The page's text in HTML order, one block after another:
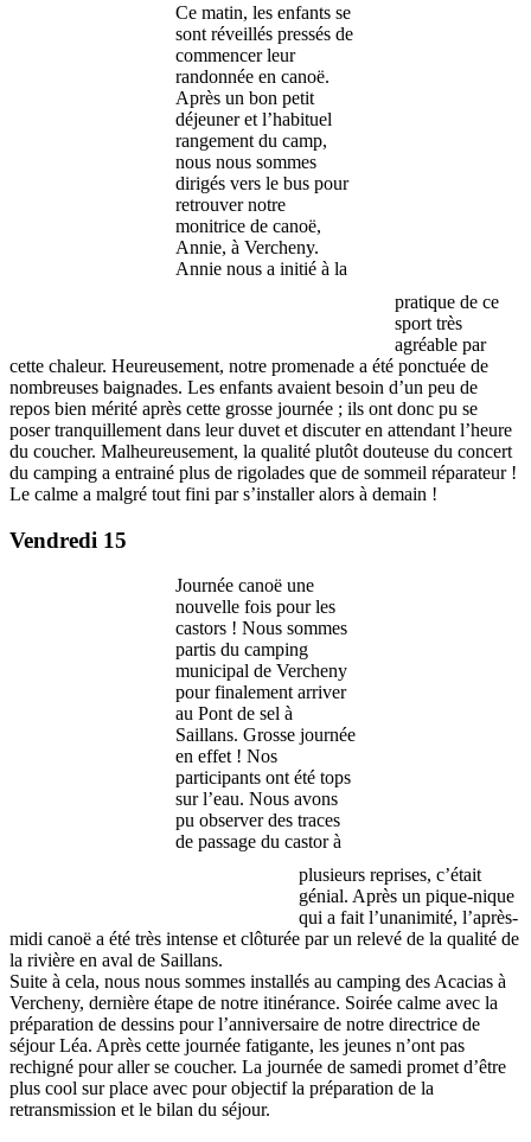
Ce matin, les enfants se
sont réveillés pressés de
commencer leur
randonnée en canoë.
Après un bon petit
déjeuner et l’habituel
rangement du camp,
nous nous sommes
dirigés vers le bus pour
retrouver notre
monitrice de canoë,
Annie, à Vercheny.
Annie nous a initié à la
pratique de ce
sport très
agréable par
cette chaleur. Heureusement, notre promenade a été ponctuée de
nombreuses baignades. Les enfants avaient besoin d’un peu de
repos bien mérité après cette grosse journée ; ils ont donc pu se
poser tranquillement dans leur duvet et discuter en attendant l’heure
du coucher. Malheureusement, la qualité plutôt douteuse du concert
du camping a entrainé plus de rigolades que de sommeil réparateur !
Le calme a malgré tout fini par s’installer alors à demain !
Vendredi 15
Journée canoë une
nouvelle fois pour les
castors ! Nous sommes
partis du camping
municipal de Vercheny
pour finalement arriver
au Pont de sel à
Saillans. Grosse journée
en effet ! Nos
participants ont été tops
sur l’eau. Nous avons
pu observer des traces
de passage du castor à
plusieurs reprises, c’était
génial. Après un pique-nique
qui a fait l’unanimité, l’après-
midi canoë a été très intense et clôturée par un relevé de la qualité de
la rivière en aval de Saillans.
Suite à cela, nous nous sommes installés au camping des Acacias à
Vercheny, dernière étape de notre itinérance. Soirée calme avec la
préparation de dessins pour l’anniversaire de notre directrice de
séjour Léa. Après cette journée fatigante, les jeunes n’ont pas
rechigné pour aller se coucher. La journée de samedi promet d’être
plus cool sur place avec pour objectif la préparation de la
retransmission et le bilan du séjour.